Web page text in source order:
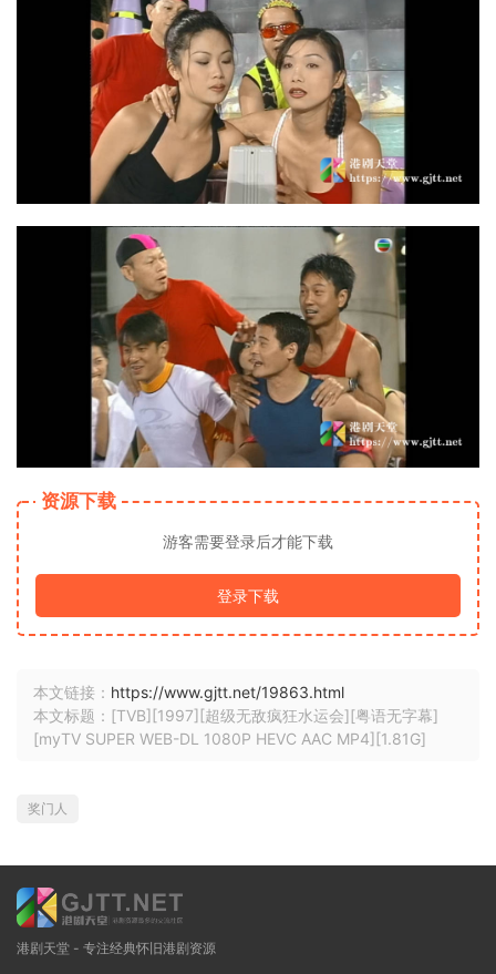
资源下载
游客需要登录后才能下载
登录下载
本文链接： https://www.gjtt.net/19863.html
本文标题：[TVB][1997][超级无敌疯狂水运会][粤语无字幕]
[myTV SUPER WEB-DL 1080P HEVC AAC MP4][1.81G]
奖门人
港剧天堂 - 专注经典怀旧港剧资源